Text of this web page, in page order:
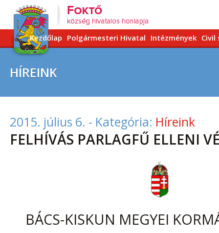
Kezdőlap Polgármesteri Hivatal Intézmények Civil
HÍREINK
2015. július 6. - Kategória: Híreink
FELHÍVÁS PARLAGFŰ ELLENI
BÁCS-KISKUN MEGYEI